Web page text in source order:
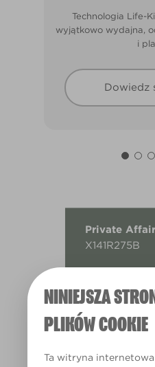
NINIEJSZA
PLIKÓW COOKIE
Ta witryna
Technologia Life-
wyjątkowo wydajna,
i
Dowiedz
Private Affair
X141R275B